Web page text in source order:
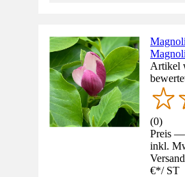
Artikel
(0)
Preis —
inkl.
€*/ ST